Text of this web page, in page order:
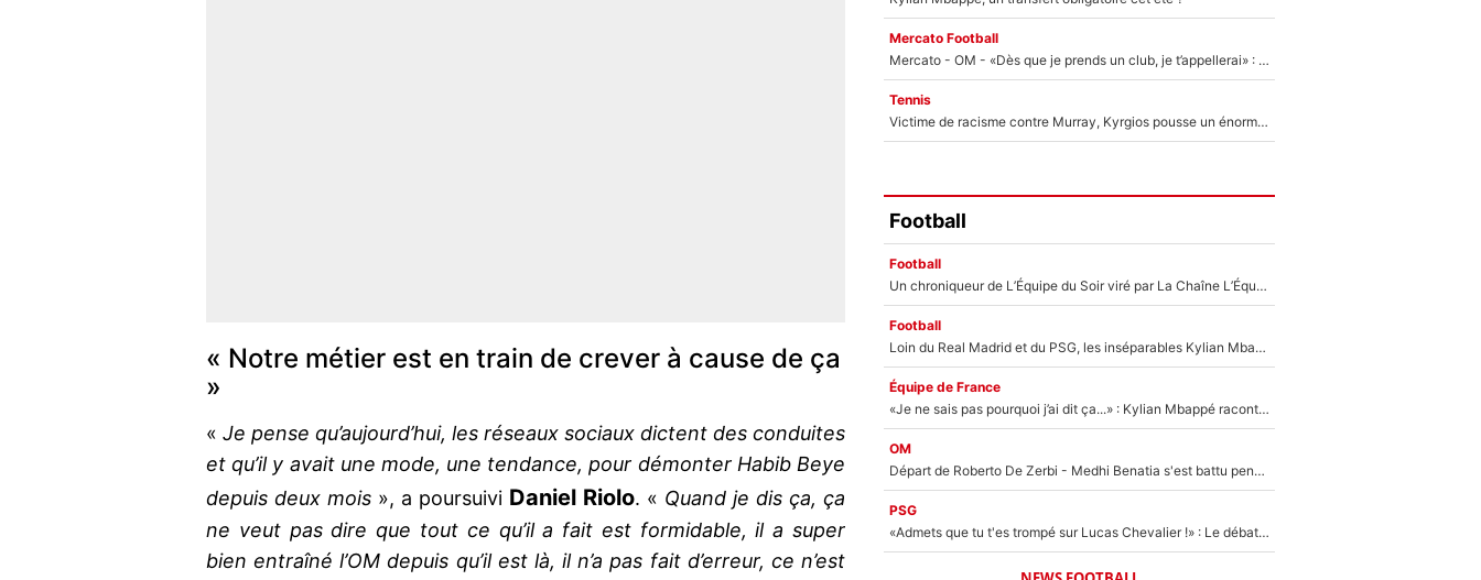
« Notre métier est en train de crever à cause de ça
»
« Je pense qu’aujourd’hui, les réseaux sociaux dictent des conduites
et qu’il y avait une mode, une tendance, pour démonter Habib Beye
depuis deux mois », a poursuivi Daniel Riolo. « Quand je dis ça, ça
ne veut pas dire que tout ce qu’il a fait est formidable, il a super
bien entraîné l’OM depuis qu’il est là, il n’a pas fait d’erreur, ce n’est
Mercato Football
Mercato - OM - «Dès que je prends un club, je t’appellerai» : La promesse de Marcelino au moment de claquer la porte
Tennis
Victime de racisme contre Murray, Kyrgios pousse un énorme coup de gueule !
Football
Football
Un chroniqueur de L’Équipe du Soir viré par La Chaîne L’Équipe : Même Olivier Ménard n’avait pas pu empêcher son départ, «je l’ai appris sur Twitter, je l’ai vécu assez mal»
Football
Loin du Real Madrid et du PSG, les inséparables Kylian Mbappé et Achraf Hakimi changent d'équipe le temps d'une journée !
Équipe de France
«Je ne sais pas pourquoi j’ai dit ça...» : Kylian Mbappé raconte sa première rencontre avec Zinédine Zidane (et c’est très drôle)
OM
Départ de Roberto De Zerbi - Medhi Benatia s'est battu pendant six mois pour le retenir à l'OM, le PSG a été le naufrage de trop : «Je pars avec toi»
PSG
«Admets que tu t'es trompé sur Lucas Chevalier !» : Le débat sur le gardien du PSG vire au clash à l'After Foot